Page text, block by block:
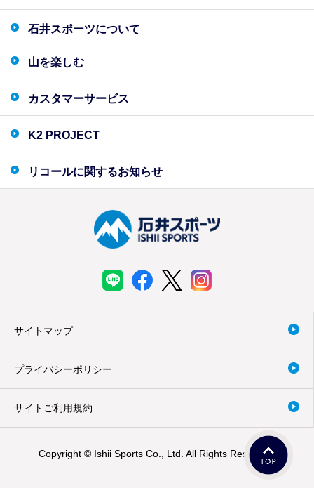
石井スポーツについて
山を楽しむ
カスタマーサービス
K2 PROJECT
リコールに関するお知らせ
サイトマップ
プライバシーポリシー
サイトご利用規約
Copyright © Ishii Sports Co., Ltd. All Rights Reserved.